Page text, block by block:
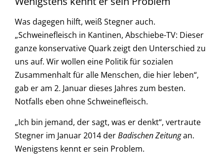
Was dagegen hilft, weiß Stegner auch.
„Schweinefleisch in Kantinen, Abschiebe-TV: Dieser
ganze konservative Quark zeigt den Unterschied zu
uns auf. Wir wollen eine Politik für sozialen
Zusammenhalt für alle Menschen, die hier leben“,
gab er am 2. Januar dieses Jahres zum besten.
Notfalls eben ohne Schweinefleisch.
„Ich bin jemand, der sagt, was er denkt“, vertraute
Stegner im Januar 2014 derBadischen Zeitungan.
Wenigstens kennt er sein Problem.